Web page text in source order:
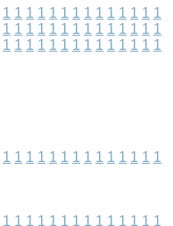
1 1 1 1 1 1 1 1 1 1 1 1 1 1
1 1 1 1 1 1 1 1 1 1 1 1 1 1
1 1 1 1 1 1 1 1 1 1 1 1 1 1
1 1 1 1 1 1 1 1 1 1 1 1 1 1
1 1 1 1 1 1 1 1 1 1 1 1 1 1